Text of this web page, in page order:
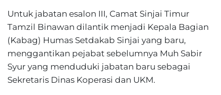
Untuk jabatan esalon III, Camat Sinjai Timur
Tamzil Binawan dilantik menjadi Kepala Bagian
(Kabag) Humas Setdakab Sinjai yang baru,
menggantikan pejabat sebelumnya Muh Sabir
Syur yang menduduki jabatan baru sebagai
Sekretaris Dinas Koperasi dan UKM.